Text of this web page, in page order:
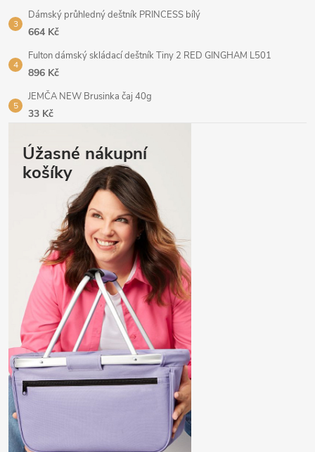
Dámský průhledný deštník PRINCESS bílý
664 Kč
Fulton dámský skládací deštník Tiny 2 RED GINGHAM L501
896 Kč
JEMČA NEW Brusinka čaj 40g
33 Kč
Úžasné nákupní
košíky